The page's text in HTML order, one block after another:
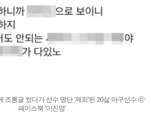
조롱글 썼다가 선수 명단 '제외'된 20살 야구선수 ⓒ
페이스북 '이진영'